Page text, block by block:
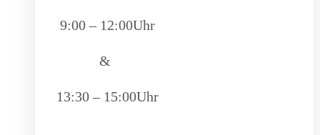
9:00 – 12:00Uhr
&
13:30 – 15:00Uhr